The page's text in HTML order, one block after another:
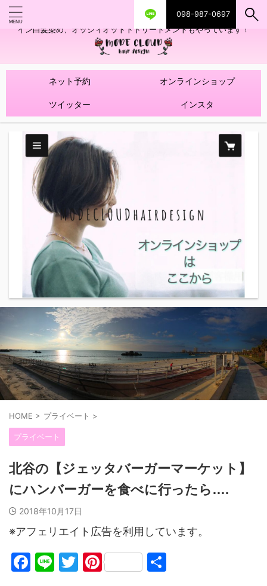
098-987-0697
艶ツヤヘアカラー！髪質改善トリートメントやハイライトを使ったデザ
イン白髪染め、オッジィオットトトリートメントもやっています！
ネット予約 オンラインショップ
ツイッター インスタ
HOME > プライベート >
プライベート
北谷の【ジェッタバーガーマーケット】
にハンバーガーを食べに行ったら….
2018年10月17日
※アフェリエイト広告を利用しています。
F
Li T Pi